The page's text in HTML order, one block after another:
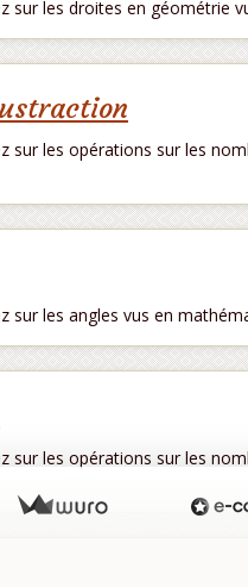
sur les droites en géométrie
sur les opérations sur les
sur les angles vus en
sur les opérations sur les